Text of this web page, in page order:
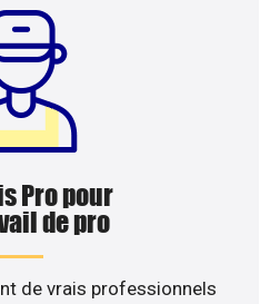
Pro pour
de pro
de vrais professionnels